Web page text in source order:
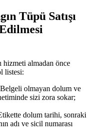
Tüpü Satışı
hizmeti almadan önce
listesi:
Belgeli olmayan dolum ve
sizi zora sokar;
dolum tarihi, sonraki
adı ve sicil numarası